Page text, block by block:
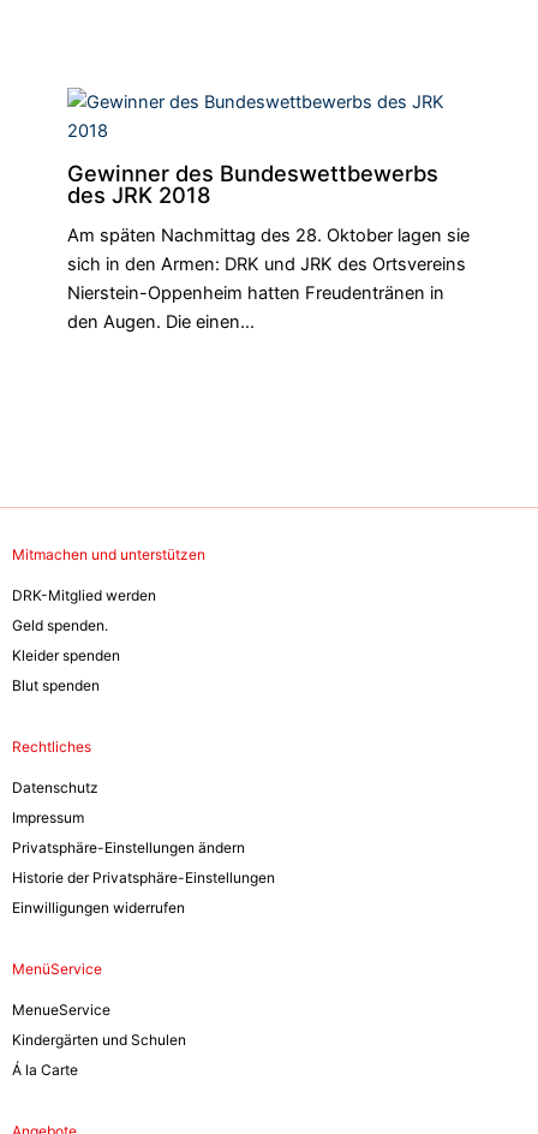
Gewinner des Bundeswettbewerbs
des JRK 2018
Am späten Nachmittag des 28. Oktober lagen sie
sich in den Armen: DRK und JRK des Ortsvereins
Nierstein-Oppenheim hatten Freudentränen in
den Augen. Die einen…
Mitmachen und unterstützen
DRK-Mitglied werden
Geld spenden.
Kleider spenden
Blut spenden
Rechtliches
Datenschutz
Impressum
Privatsphäre-Einstellungen ändern
Historie der Privatsphäre-Einstellungen
Einwilligungen widerrufen
MenüService
MenueService
Kindergärten und Schulen
Á la Carte